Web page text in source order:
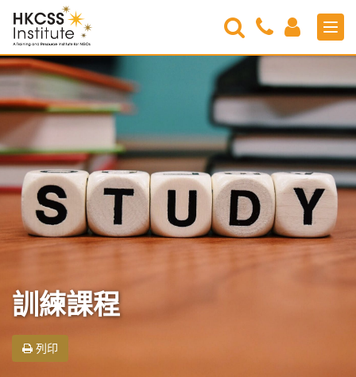
HKCSS
Institute
Search
Contact
Us
Login
訓練課程
列印